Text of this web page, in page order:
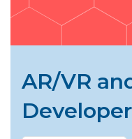
AR/VR
Developer